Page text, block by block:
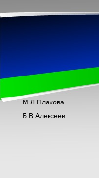
М.Л.Плахова
Б.В.Алексеев